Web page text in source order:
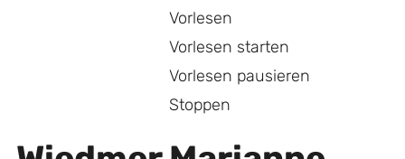
Vorlesen
Vorlesen starten
Vorlesen pausieren
Stoppen